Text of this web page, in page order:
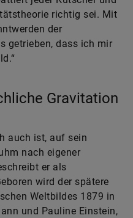
richtig sei. Mit
der
getrieben, dass ich mir
Gravitation
auch ist, auf sein
nach eigener
er als
wird der spätere
Weltbildes 1879 in
und Pauline Einstein,